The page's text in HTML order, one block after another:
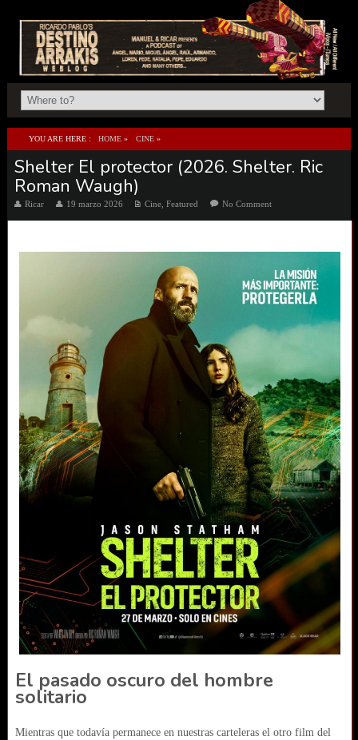
YOU ARE HERE : HOME » CINE »
SHELTER EL PROTECTOR (2026. SHELTER. RIC ROMAN WAUGH)
Shelter El protector (2026. Shelter. Ric
Roman Waugh)
Ricar 19 marzo 2026 Cine, Featured No Comment
El pasado oscuro del hombre
solitario
Mientras que todavía permanece en nuestras carteleras el otro film del